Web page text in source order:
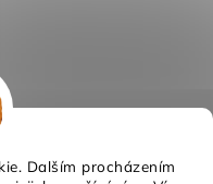
Dalším procházením